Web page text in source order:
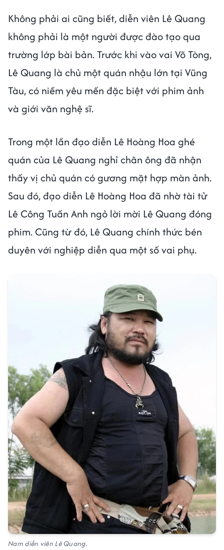
Không phải ai cũng biết, diễn viên Lê Quang
không phải là một người được đào tạo qua
trường lớp bài bản. Trước khi vào vai Võ Tòng,
Lê Quang là chủ một quán nhậu lớn tại Vũng
Tàu, có niềm yêu mến đặc biệt với phim ảnh
và giới văn nghệ sĩ.
Trong một lần đạo diễn Lê Hoàng Hoa ghé
quán của Lê Quang nghỉ chân ông đã nhận
thấy vị chủ quán có gương mặt hợp màn ảnh.
Sau đó, đạo diễn Lê Hoàng Hoa đã nhờ tài tử
Lê Công Tuấn Anh ngỏ lời mời Lê Quang đóng
phim. Cũng từ đó, Lê Quang chính thức bén
duyên với nghiệp diễn qua một số vai phụ.
Nam diễn viên Lê Quang.